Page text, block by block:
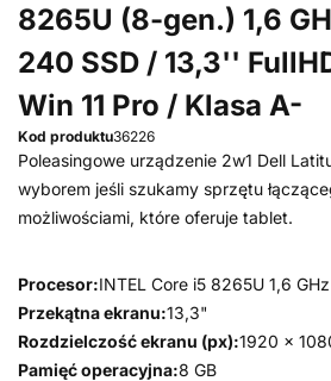
8265U (8-gen.) 1,6
240 SSD / 13,3''
Win 11 Pro / Klasa A-
Kod produktu36226
Poleasingowe urządzenie 2w1 Dell
wyborem jeśli szukamy sprzętu
możliwościami, które oferuje tablet.
Procesor:INTEL Core i5 8265U 1,6 GHz
Przekątna ekranu:13,3"
Rozdzielczość ekranu (px):1920 x
Pamięć operacyjna:8 GB